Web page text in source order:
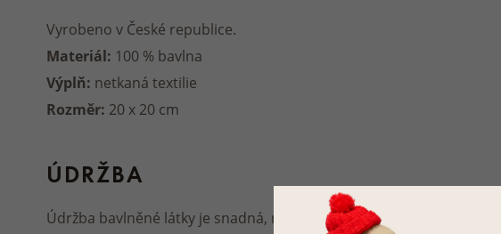
Vyrobeno v České republice.
Materiál: 100 % bavlna
Výplň: netkaná textilie
Rozměr: 20 x 20 cm
ÚDRŽBA
Údržba bavlněné látky je snadná, můžete ji bez obav dát